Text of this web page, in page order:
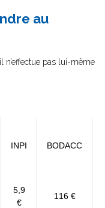
au
n’effectue pas lui-même
INPI BODACC
5,9
€
116 €